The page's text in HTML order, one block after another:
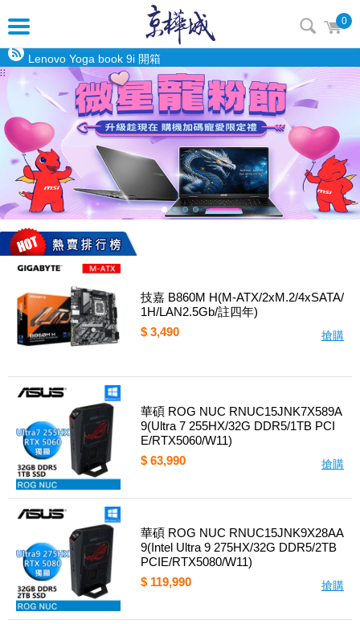
0
Lenovo Yoga book 9i 開箱
技嘉 B860M H(M-ATX/2xM.2/4xSATA/
1H/LAN2.5Gb/註四年)
$ 3,490
搶購
華碩 ROG NUC RNUC15JNK7X589A
9(Ultra 7 255HX/32G DDR5/1TB PCI
E/RTX5060/W11)
$ 63,990
搶購
華碩 ROG NUC RNUC15JNK9X28AA
9(Intel Ultra 9 275HX/32G DDR5/2TB
PCIE/RTX5080/W11)
$ 119,990
搶購